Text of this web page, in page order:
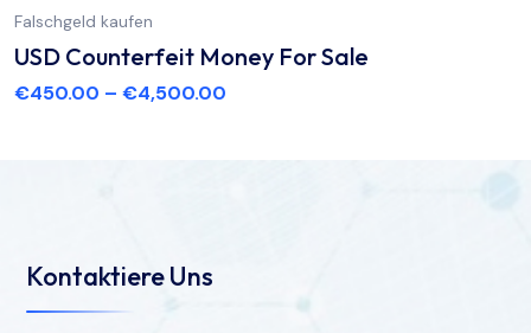
Falschgeld kaufen
USD Counterfeit Money For Sale
€450.00 – €4,500.00
Kontaktiere Uns